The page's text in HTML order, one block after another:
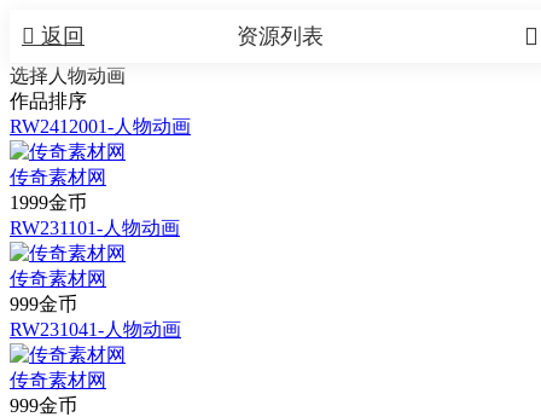
 返回 
资源列表
选择人物动画
作品排序
RW2412001-人物动画
传奇素材网
1999金币
RW231101-人物动画
传奇素材网
999金币
RW231041-人物动画
传奇素材网
999金币